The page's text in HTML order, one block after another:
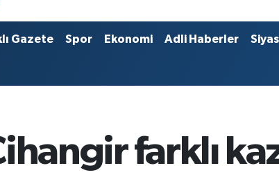
Gazete Spor Ekonomi Adli Haberler
farklı